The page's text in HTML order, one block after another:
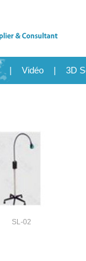
| Vidéo | 3D
SL-02